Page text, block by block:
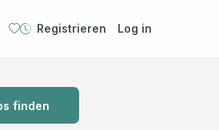
Registrieren Log in
finden